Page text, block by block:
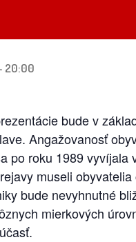
20:00
bude v
Angažovanosť
po roku 1989
museli
bude nevyhnutné
mierkových